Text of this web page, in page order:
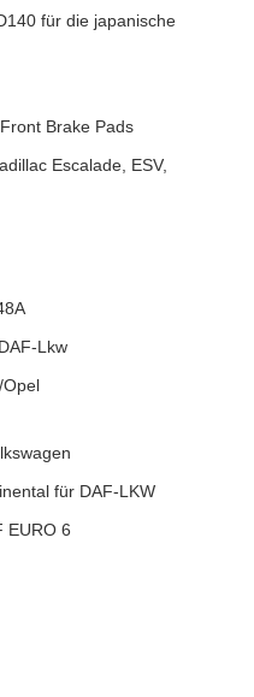
für die japanische
Brake Pads
Escalade, ESV,
Lkw
für DAF-LKW
EURO 6